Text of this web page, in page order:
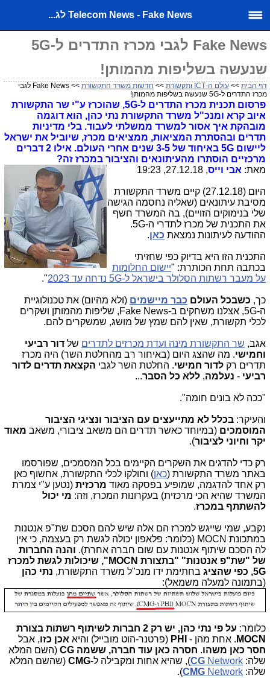
Telecom News - Fake News לג...
Fake News לגבי מכרז התדרים ל-5G
שנעשה בשליפות מהמותן!
דף הבית >> עולם ה-ICT ותקשורת >> חדשות משרד התקשורת
>> Fake News לגבי
מכרז התדרים ל-5G שנעשה בשליפות מהמותן!
פרסום תכנית מכרז התדרים ל-5G, שהוכרז ע"י שר התקשורת
איוב קרא ומנכ"ל משרד התקשורת נתי כהן, הוא דוגמה
מובהקת איך אסור למשרד ממשלתי לעבוד. בלי מדיניות
תדרים ובהסתרת המציאות, ממציאים מכרז, שיוביל את ישראל
ליישום 5G באיחוד של 3-5 שנים אחרי העולם. אילו 2 דברים
מרכזיים הוסתרו מהעיתונאים והציבור במכרז זה?
מאת: אבי וייס, 27.12.18, 19:23
היום (27.12.18) קיים משרד התקשורת
מסיבת עיתונאים (שאליה נחסמה הגישה
שלי בנימוקים הזויים), בה המשרד חשף
את התכנית של מכרז לתדרי ה-5G.
ההודעה לעיתונות נמצאת כאן.
התכנית הזו היא בדיוק כפי שחזיתי
בכתבה תחת הכותרת: "יישום החלומות
על מעבר רשתות הסלולר בישראל ל-5G נדחה עד 2023
".
כך, כשבכל העולם כבר מיישמים (ולא מהיום) את טכנולוגיית
ה-5G, אצלנו משחקים ב-Fake News, שליפות מהמותן ושקרים
לכלי תקשורת, שאין להם שמץ של מושג, שמשקרים להם.
אגב, שר התקשורת מינה ועדת מכרזים לתדרים של דור רביעי
וחמישי. מה שהצג היום (באיחור רב מהחלטת השר) היה מכרז
תדרים רק לדור חמישי. החלטת השר לגבי הקצאת תדרים לדור
רביעי - נעלמה, ללא כל הסבר...
"ככה לא בונים חומה".
והעיקר: בכלל לא מתייעצים עם הציבור ונציגי הציבור
המוסמכים (במיוחד כאשר תדרים הם משאב ציבורי, משאב מאוד
יקר וחיוני לציבור).
רק כדי להדגים את השקרים הקיימים בכל המסמכים, שפורסמו
באתר משרד התקשורת (כאן) וחולקו לכלי התקשורת, אחשוף כאן
רק אחד להדגמה, שמופיע בפסקה מאוד מרכזית (נטען ע"י צמרת
המשרד שהיא הכי מרכזית) בעקרונות המכרז, וזה: מי יכול
להשתתף במכרז.
נקבע, שמי שייגש למכרז הם אלה שיש להם הסכם שת"פ אנטנות
במתכונת MOCN (כלומר: פלאפון יכולה לגשת רק בעצמה, כי אין
לה הסכם שיתוף אנטנות עם שום חברה אחרת). והנה החברות
של "שת"פ אנטנות" "בתצורת MOCN", שיכולות לגשת למכרז
5G, כפי שהציג
בחתימת ידו מנכ"ל משרד התקשורת, נתי כהן
(בתמונה למעלה משמאל):
כלומר:
על פי נתי כהן, יש רק 2 חברות לשיתוף רשתות בצורת
MOCN . אחת מהן - PHI (פרטנר-הוט מובייל) והיא אכן כזו, אבל
חסר כאן משהו. חסרה כאן עוד חברה, ששמה CG
(השם המלא
שלה:
CG Network ), שהיא אחות ומקבילה ל-CMG (שהשם המלא
שלה:
CMG Network
).